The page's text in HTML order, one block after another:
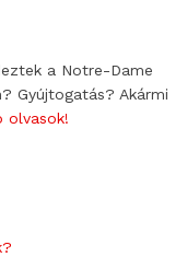
a Notre-Dame
Gyújtogatás? Akármi